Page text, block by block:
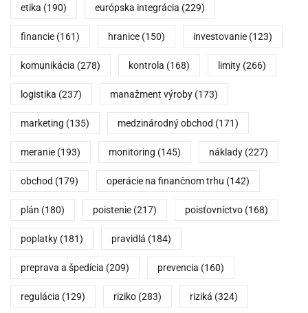
etika (190) európska integrácia (229)
financie (161) hranice (150) investovanie (123)
komunikácia (278) kontrola (168) limity (266)
logistika (237) manažment výroby (173)
marketing (135) medzinárodný obchod (171)
meranie (193) monitoring (145) náklady (227)
obchod (179) operácie na finančnom trhu (142)
plán (180) poistenie (217) poisťovníctvo (168)
poplatky (181) pravidlá (184)
preprava a špedícia (209) prevencia (160)
regulácia (129) riziko (283) riziká (324)